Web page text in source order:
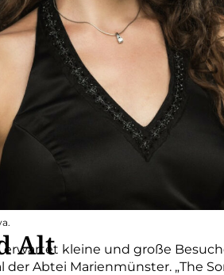
Alt kleine und große
der Abtei Marienmünster. „The